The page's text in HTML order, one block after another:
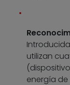
utilizan
energía